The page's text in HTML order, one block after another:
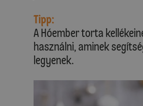
Tipp:
A Hóember torta
használni, aminek
legyenek.